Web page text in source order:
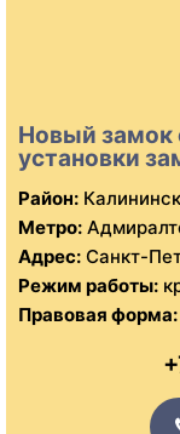
Новый замок
установки
Район:
Метро:
Адрес: Санкт-
Режим работы:
Правовая форма: